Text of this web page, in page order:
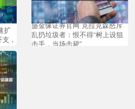
扩
，
盛金缘证券官网 克拉克森怒斥
乱扔垃圾者：恨不得“树上设狙
击手，当场击毙”